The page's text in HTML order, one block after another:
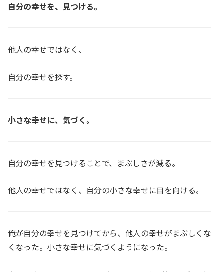
自分の幸せを、見つける。
他人の幸せではなく、
自分の幸せを探す。
小さな幸せに、気づく。
自分の幸せを見つけることで、まぶしさが減る。
他人の幸せではなく、自分の小さな幸せに目を向ける。
俺が自分の幸せを見つけてから、他人の幸せがまぶしくな
くなった。小さな幸せに気づくようになった。